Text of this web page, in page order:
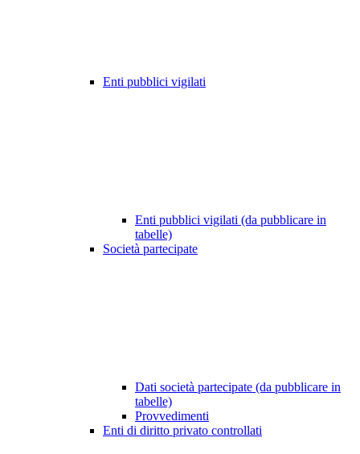
Enti pubblici vigilati
Enti pubblici vigilati (da pubblicare in
tabelle)
Società partecipate
Dati società partecipate (da pubblicare in
tabelle)
Provvedimenti
Enti di diritto privato controllati